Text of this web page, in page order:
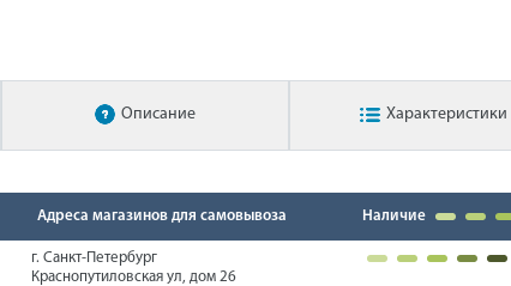
Описание Характеристики
Адреса магазинов для самовывоза Наличие
г. Санкт-Петербург
Краснопутиловская ул, дом 26